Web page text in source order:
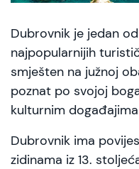
Dubrovnik je jedan
najpopularnijih
smješten na južnoj
poznat po svojoj
kulturnim
Dubrovnik ima
zidinama iz 13.